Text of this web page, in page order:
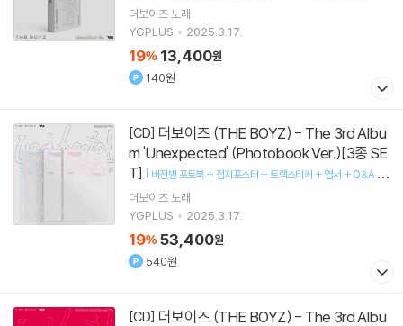
카드 1종 랜덤]
더보이즈 노래
YGPLUS
2025.3.17.
19% 13,400원
140원
[CD]
m 'Unexpected' (Photobook Ver.)[3종 SE
T] [ 버전별 포토북 + 접지포스터 + 트랙스티커 + 엽서 + Q&A 카
드 1종 랜덤 + 셀피 포토카드 2종 랜덤
더보이즈 노래
YGPLUS
2025.3.17.
19% 53,400원
540원
[CD]